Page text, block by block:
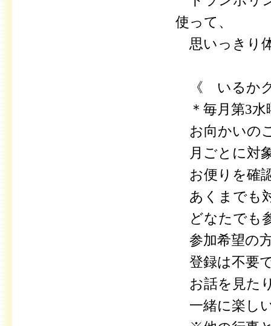
使って、
思いっきり
《 いるか
＊毎月第3水
お向かいの
月ごとに対
お便りを確
あくまでも
どなたでも
参加希望の
登録は不要
お話を見た
一緒に楽し